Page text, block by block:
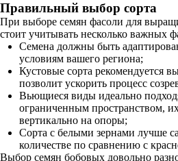
Правильный выбор сорта
При выборе семян фасоли для
стоит учитывать несколько важных
Семена должны быть
условиям вашего региона;
Кустовые сорта рекомендуется
позволит ускорить процесс
Вьющиеся виды идеально
ограниченным пространством,
вертикально на опоры;
Сорта с белыми зернами лучше
количестве по сравнению с
Выбор семян бобовых довольно